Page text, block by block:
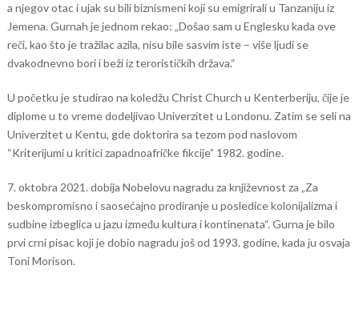
a njegov otac i ujak su bili biznismeni koji su emigrirali u Tanzaniju iz
Jemena. Gurnah je jednom rekao: „Došao sam u Englesku kada ove
reči, kao što je tražilac azila, nisu bile sasvim iste – više ljudi se
dvakodnevno bori i beži iz terorističkih država.“
U početku je studirao na koledžu Christ Church u Kenterberiju, čije je
diplome u to vreme dodeljivao Univerzitet u Londonu. Zatim se seli na
Univerzitet u Kentu, gde doktorira sa tezom pod naslovom
“Kriterijumi u kritici zapadnoafričke fikcije” 1982. godine.
7. oktobra 2021. dobija Nobelovu nagradu za književnost za „Za
beskompromisno i saosećajno prodiranje u posledice kolonijalizma i
sudbine izbeglica u jazu između kultura i kontinenata“. Gurna je bilo
prvi crni pisac koji je dobio nagradu još od 1993. godine, kada ju osvaja
Toni Morison.